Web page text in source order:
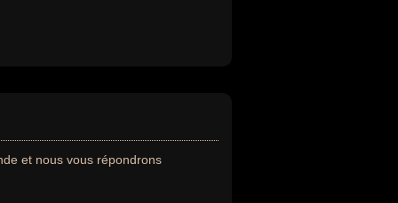
et nous vous répondrons